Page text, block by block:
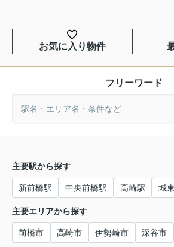
お気に入り物件
フリーワード
主要駅から探す
新前橋駅 中央前橋駅 高崎駅 城
主要エリアから探す
前橋市 高崎市 伊勢崎市 深谷市